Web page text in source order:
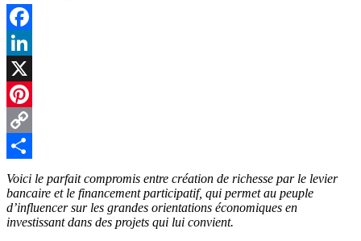
Facebook
LinkedIn
X
Pinterest
Copy
Link
Partager
Voici le parfait compromis entre création de richesse par le levier
bancaire et le financement participatif, qui permet au peuple
d’influencer sur les grandes orientations économiques en
investissant dans des projets qui lui convient.